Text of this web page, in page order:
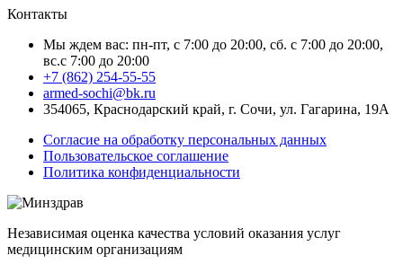
Контакты
Мы ждем вас: пн-пт, с 7:00 до 20:00, сб. с 7:00 до 20:00,
вс.с 7:00 до 20:00
+7 (862) 254-55-55
armed-sochi@bk.ru
354065, Краснодарский край, г. Сочи, ул. Гагарина, 19А
Согласие на обработку персональных данных
Пользовательское соглашение
Политика конфиденциальности
Независимая оценка качества условий оказания услуг
медицинским организациям